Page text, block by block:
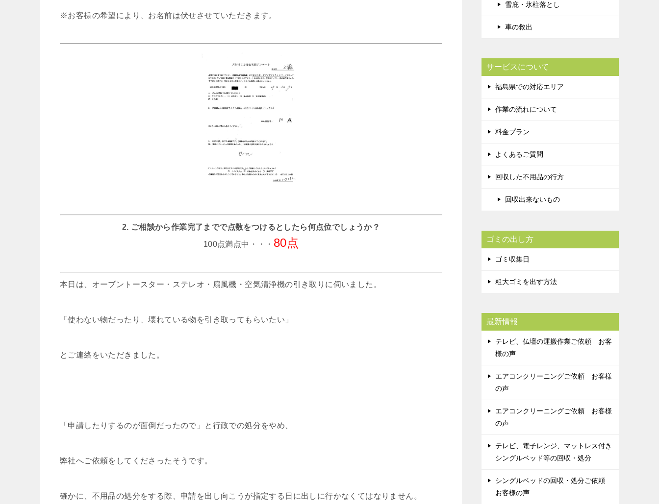
※お客様の希望により、お名前は伏せさせていただきます。
2. ご相談から作業完了までで点数をつけるとしたら何点位でしょうか？
100点満点中・・・ 80点
本日は、オーブントースター・ステレオ・扇風機・空気清浄機の引き取りに伺いました。
「使わない物だったり、壊れている物を引き取ってもらいたい」
とご連絡をいただきました。
「申請したりするのが面倒だったので」と行政での処分をやめ、
弊社へご依頼をしてくださったそうです。
確かに、不用品の処分をする際、申請を出し向こうが指定する日に出しに行かなくてはなりません。
雪庇・氷柱落とし
車の救出
サービスについて
福島県での対応エリア
作業の流れについて
料金プラン
よくあるご質問
回収した不用品の行方
回収出来ないもの
ゴミの出し方
ゴミ収集日
粗大ゴミを出す方法
最新情報
テレビ、仏壇の運搬作業ご依頼 お客
様の声
エアコンクリーニングご依頼 お客様
の声
エアコンクリーニングご依頼 お客様
の声
テレビ、電子レンジ、マットレス付き
シングルベッド等の回収・処分
シングルベッドの回収・処分ご依頼
お客様の声